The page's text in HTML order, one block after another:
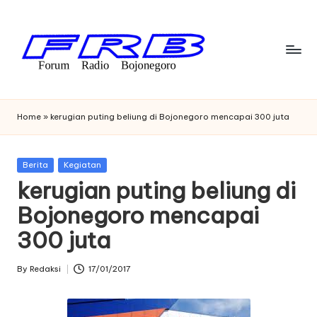
content
F
o
r
u
m
R
a
di
Bojonegoro
Home » kerugian puting beliung di Bojonegoro mencapai 300 juta
Posted
Berita Kegiatan
kerugian puting beliung di
Bojonegoro mencapai
300 juta
Posted
By Redaksi 17/01/2017